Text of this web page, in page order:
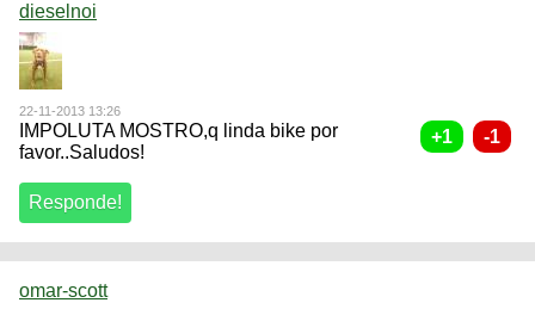
dieselnoi
22-11-2013 13:26
IMPOLUTA MOSTRO,q linda bike por
favor..Saludos!
omar-scott